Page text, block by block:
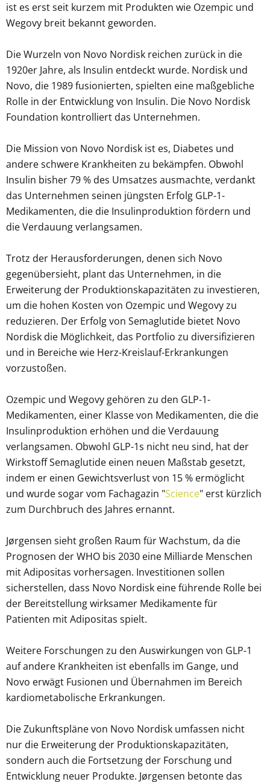
ist es erst seit kurzem mit Produkten wie Ozempic und
Wegovy breit bekannt geworden.
Die Wurzeln von Novo Nordisk reichen zurück in die
1920er Jahre, als Insulin entdeckt wurde. Nordisk und
Novo, die 1989 fusionierten, spielten eine maßgebliche
Rolle in der Entwicklung von Insulin. Die Novo Nordisk
Foundation kontrolliert das Unternehmen.
Die Mission von Novo Nordisk ist es, Diabetes und
andere schwere Krankheiten zu bekämpfen. Obwohl
Insulin bisher 79 % des Umsatzes ausmachte, verdankt
das Unternehmen seinen jüngsten Erfolg GLP-1-
Medikamenten, die die Insulinproduktion fördern und
die Verdauung verlangsamen.
Trotz der Herausforderungen, denen sich Novo
gegenübersieht, plant das Unternehmen, in die
Erweiterung der Produktionskapazitäten zu investieren,
um die hohen Kosten von Ozempic und Wegovy zu
reduzieren. Der Erfolg von Semaglutide bietet Novo
Nordisk die Möglichkeit, das Portfolio zu diversifizieren
und in Bereiche wie Herz-Kreislauf-Erkrankungen
vorzustoßen.
Ozempic und Wegovy gehören zu den GLP-1-
Medikamenten, einer Klasse von Medikamenten, die die
Insulinproduktion erhöhen und die Verdauung
verlangsamen. Obwohl GLP-1s nicht neu sind, hat der
Wirkstoff Semaglutide einen neuen Maßstab gesetzt,
indem er einen Gewichtsverlust von 15 % ermöglicht
und wurde sogar vom Fachagazin "Science" erst kürzlich
zum Durchbruch des Jahres ernannt.
Jørgensen sieht großen Raum für Wachstum, da die
Prognosen der WHO bis 2030 eine Milliarde Menschen
mit Adipositas vorhersagen. Investitionen sollen
sicherstellen, dass Novo Nordisk eine führende Rolle bei
der Bereitstellung wirksamer Medikamente für
Patienten mit Adipositas spielt.
Weitere Forschungen zu den Auswirkungen von GLP-1
auf andere Krankheiten ist ebenfalls im Gange, und
Novo erwägt Fusionen und Übernahmen im Bereich
kardiometabolische Erkrankungen.
Die Zukunftspläne von Novo Nordisk umfassen nicht
nur die Erweiterung der Produktionskapazitäten,
sondern auch die Fortsetzung der Forschung und
Entwicklung neuer Produkte. Jørgensen betonte das